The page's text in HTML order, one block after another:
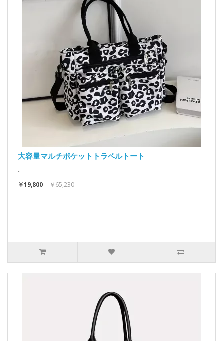
大容量マルチポケットトラベルトート
..
￥19,800
￥65,230